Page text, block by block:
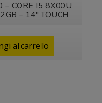
– CORE I5 8X00U
– 14″ TOUCH
al carrello